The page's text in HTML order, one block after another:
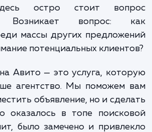
услуги,
стать отличным
ваших
как и на любой
Возникает вопрос:
массы других
потенциальных